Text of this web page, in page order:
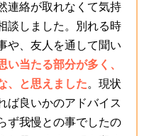
連絡が取れなくて気持
談しました。別れる時
や、友人を通して聞い
い当たる部分が多く、
、と思えました。現状
ば良いかのアドバイス
ず我慢との事でしたの